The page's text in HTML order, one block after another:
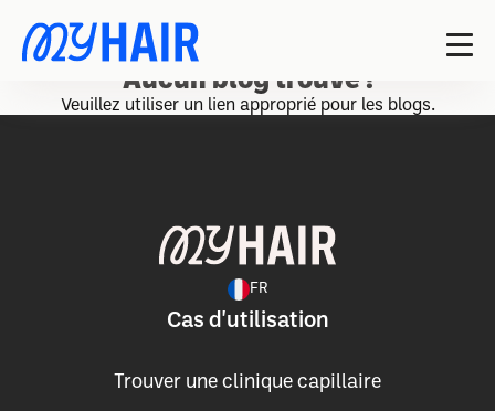
Aucun blog trouvé !
Veuillez utiliser un lien approprié pour les blogs.
FR
Cas d'utilisation
Trouver une clinique capillaire